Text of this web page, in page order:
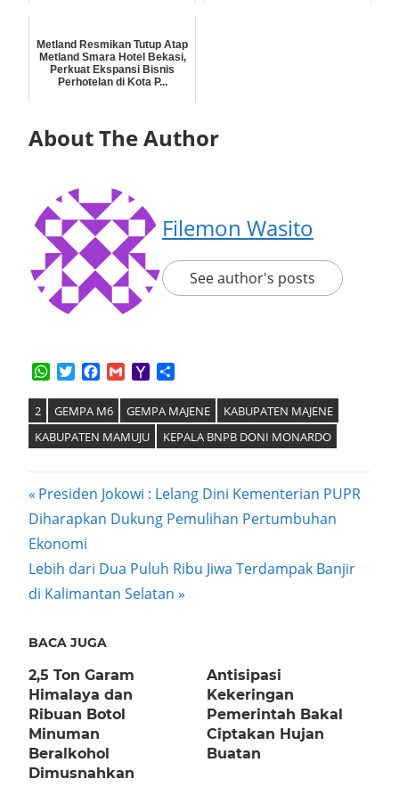
Metland Resmikan Tutup Atap
Metland Smara Hotel Bekasi,
Perkuat Ekspansi Bisnis
Perhotelan di Kota P...
About The Author
Filemon Wasito
See author's posts
WhatsApp
TwitterFacebook
GmailYahoo
2 GEMPA M6 GEMPA MAJENE
KABUPATEN MAJENE
KABUPATEN MAMUJU
KEPALA BNPB DONI MONARDO
Post
navigation
Previous
Post:
Presiden Jokowi : Lelang Dini Kementerian PUPR
Diharapkan Dukung Pemulihan Pertumbuhan
Ekonomi
Next
Post:
Lebih dari Dua Puluh Ribu Jiwa Terdampak Banjir
di Kalimantan Selatan
BACA JUGA
2,5 Ton Garam
Himalaya dan
Ribuan Botol
Minuman
Beralkohol
Dimusnahkan
Antisipasi
Kekeringan
Pemerintah Bakal
Ciptakan Hujan
Buatan